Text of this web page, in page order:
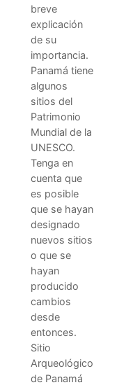
breve
explicación
de su
importancia.
Panamá tiene
algunos
sitios del
Patrimonio
Mundial de la
UNESCO.
Tenga en
cuenta que
es posible
que se hayan
designado
nuevos sitios
o que se
hayan
producido
cambios
desde
entonces.
Sitio
Arqueológico
de Panamá